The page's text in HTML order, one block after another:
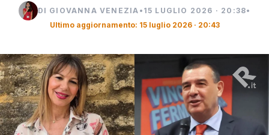
DI GIOVANNA VENEZIA • 15 LUGLIO 2026 · 20:38•
Ultimo aggiornamento: 15 luglio 2026 · 20:43